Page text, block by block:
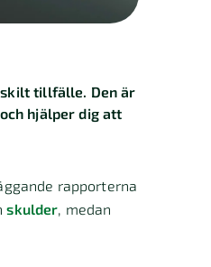
tillfälle. Den är
hjälper dig att
rapporterna
skulder, medan